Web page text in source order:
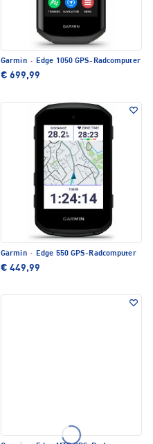
Garmin · Edge 1050 GPS-Radcomputer
€ 699,99
Garmin · Edge 550 GPS-Radcomputer
€ 449,99